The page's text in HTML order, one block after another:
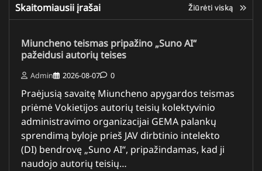
Skaitomiausii įrašai Žiūrėti viską
Miuncheno teismas pripažino „Suno AI“
pažeidusi autorių teises
Admin 2026-08-07 0
Praėjusią savaitę Miuncheno apygardos teismas
priėmė Vokietijos autorių teisių kolektyvinio
administravimo organizacijai GEMA palankų
sprendimą byloje prieš JAV dirbtinio intelekto
(DI) bendrovę „Suno AI“, pripažindamas, kad ji
naudojo autorių teisių…